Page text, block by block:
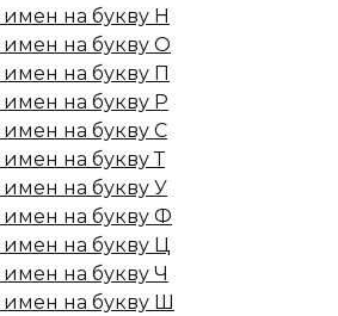
на букву Н
имен на букву О
на букву П
на букву Р
на букву С
на букву Т
на букву У
имен на букву Ф
на букву Ц
на букву Ч
имен на букву Ш